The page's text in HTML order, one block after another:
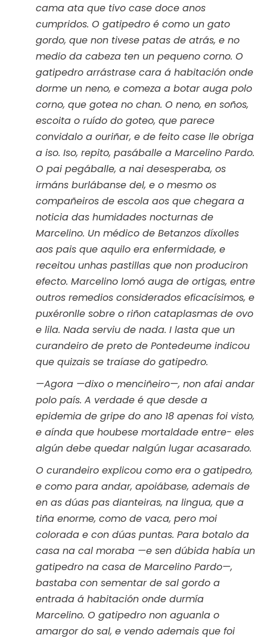
cama ata que tivo case doce anos
cumpridos. O gatipedro é como un gato
gordo, que non tivese patas de atrás, e no
medio da cabeza ten un pequeno corno. O
gatipedro arrástrase cara á habitación onde
dorme un neno, e comeza a botar auga polo
corno, que gotea no chan. O neno, en soños,
escoita o ruído do goteo, que parece
convidalo a ouriñar, e de feito case lle obriga
a iso. Iso, repito, pasáballe a Marcelino Pardo.
O pai pegáballe, a nai desesperaba, os
irmáns burlábanse del, e o mesmo os
compañeiros de escola aos que chegara a
noticia das humidades nocturnas de
Marcelino. Un médico de Betanzos díxolles
aos pais que aquilo era enfermidade, e
receitou unhas pastillas que non produciron
efecto. Marcelino lomó auga de ortigas, entre
outros remedios considerados eficacísimos, e
puxéronlle sobre o riñon cataplasmas de ovo
e lila. Nada serviu de nada. I lasta que un
curandeiro de preto de Pontedeume indicou
que quizais se traíase do gatipedro.
—Agora —dixo o menciñeiro—, non afai andar
polo país. A verdade é que desde a
epidemia de gripe do ano 18 apenas foi visto,
e aínda que houbese mortaldade entre- eles
algún debe quedar nalgún lugar acasarado.
O curandeiro explicou como era o gatipedro,
e como para andar, apoiábase, ademais de
en as dúas pas dianteiras, na lingua, que a
tiña enorme, como de vaca, pero moi
colorada e con dúas puntas. Para botalo da
casa na cal moraba —e sen dúbida había un
gatipedro na casa de Marcelino Pardo—,
bastaba con sementar de sal gordo a
entrada á habitación onde durmía
Marcelino. O gatipedro non aguanla o
amargor do sal, e vendo ademais que foi